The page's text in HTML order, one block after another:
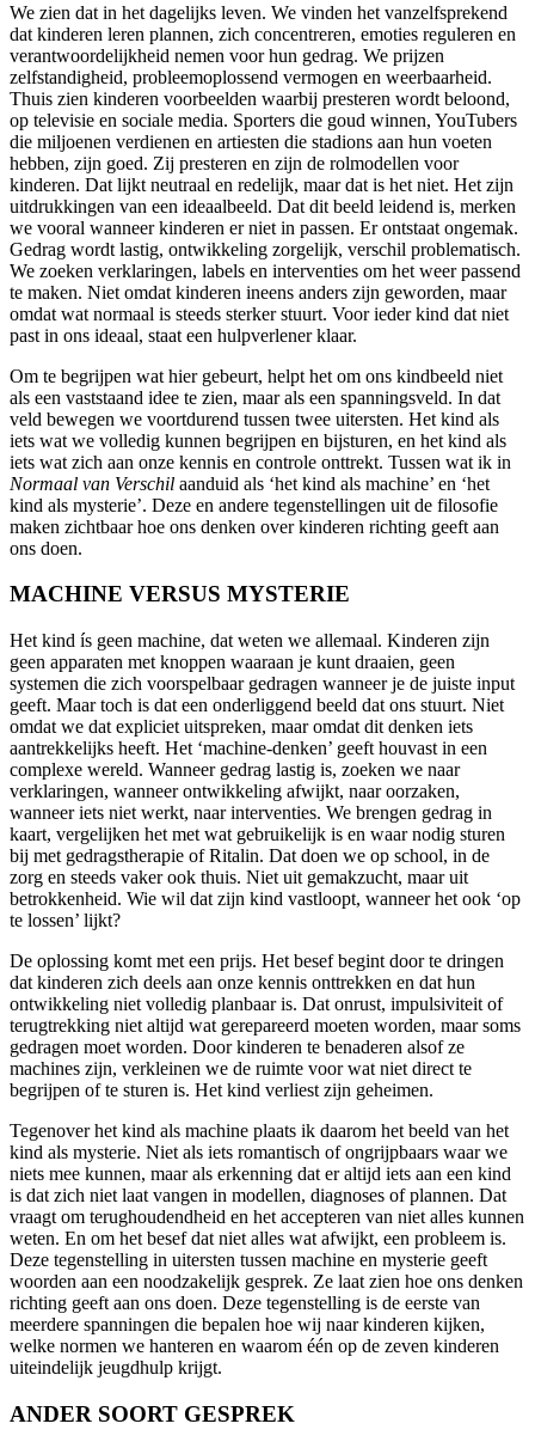
We zien dat in het dagelijks leven. We vinden het vanzelfsprekend
dat kinderen leren plannen, zich concentreren, emoties reguleren en
verantwoordelijkheid nemen voor hun gedrag. We prijzen
zelfstandigheid, probleemoplossend vermogen en weerbaarheid.
Thuis zien kinderen voorbeelden waarbij presteren wordt beloond,
op televisie en sociale media. Sporters die goud winnen, YouTubers
die miljoenen verdienen en artiesten die stadions aan hun voeten
hebben, zijn goed. Zij presteren en zijn de rolmodellen voor
kinderen. Dat lijkt neutraal en redelijk, maar dat is het niet. Het zijn
uitdrukkingen van een ideaalbeeld. Dat dit beeld leidend is, merken
we vooral wanneer kinderen er niet in passen. Er ontstaat ongemak.
Gedrag wordt lastig, ontwikkeling zorgelijk, verschil problematisch.
We zoeken verklaringen, labels en interventies om het weer passend
te maken. Niet omdat kinderen ineens anders zijn geworden, maar
omdat wat normaal is steeds sterker stuurt. Voor ieder kind dat niet
past in ons ideaal, staat een hulpverlener klaar.
Om te begrijpen wat hier gebeurt, helpt het om ons kindbeeld niet
als een vaststaand idee te zien, maar als een spanningsveld. In dat
veld bewegen we voortdurend tussen twee uitersten. Het kind als
iets wat we volledig kunnen begrijpen en bijsturen, en het kind als
iets wat zich aan onze kennis en controle onttrekt. Tussen wat ik in
Normaal van Verschil aanduid als ‘het kind als machine’ en ‘het
kind als mysterie’. Deze en andere tegenstellingen uit de filosofie
maken zichtbaar hoe ons denken over kinderen richting geeft aan
ons doen.
MACHINE VERSUS MYSTERIE
Het kind ís geen machine, dat weten we allemaal. Kinderen zijn
geen apparaten met knoppen waaraan je kunt draaien, geen
systemen die zich voorspelbaar gedragen wanneer je de juiste input
geeft. Maar toch is dat een onderliggend beeld dat ons stuurt. Niet
omdat we dat expliciet uitspreken, maar omdat dit denken iets
aantrekkelijks heeft. Het ‘machine-denken’ geeft houvast in een
complexe wereld. Wanneer gedrag lastig is, zoeken we naar
verklaringen, wanneer ontwikkeling afwijkt, naar oorzaken,
wanneer iets niet werkt, naar interventies. We brengen gedrag in
kaart, vergelijken het met wat gebruikelijk is en waar nodig sturen
bij met gedragstherapie of Ritalin. Dat doen we op school, in de
zorg en steeds vaker ook thuis. Niet uit gemakzucht, maar uit
betrokkenheid. Wie wil dat zijn kind vastloopt, wanneer het ook ‘op
te lossen’ lijkt?
De oplossing komt met een prijs. Het besef begint door te dringen
dat kinderen zich deels aan onze kennis onttrekken en dat hun
ontwikkeling niet volledig planbaar is. Dat onrust, impulsiviteit of
terugtrekking niet altijd wat gerepareerd moeten worden, maar soms
gedragen moet worden. Door kinderen te benaderen alsof ze
machines zijn, verkleinen we de ruimte voor wat niet direct te
begrijpen of te sturen is. Het kind verliest zijn geheimen.
Tegenover het kind als machine plaats ik daarom het beeld van het
kind als mysterie. Niet als iets romantisch of ongrijpbaars waar we
niets mee kunnen, maar als erkenning dat er altijd iets aan een kind
is dat zich niet laat vangen in modellen, diagnoses of plannen. Dat
vraagt om terughoudendheid en het accepteren van niet alles kunnen
weten. En om het besef dat niet alles wat afwijkt, een probleem is.
Deze tegenstelling in uitersten tussen machine en mysterie geeft
woorden aan een noodzakelijk gesprek. Ze laat zien hoe ons denken
richting geeft aan ons doen. Deze tegenstelling is de eerste van
meerdere spanningen die bepalen hoe wij naar kinderen kijken,
welke normen we hanteren en waarom één op de zeven kinderen
uiteindelijk jeugdhulp krijgt.
ANDER SOORT GESPREK